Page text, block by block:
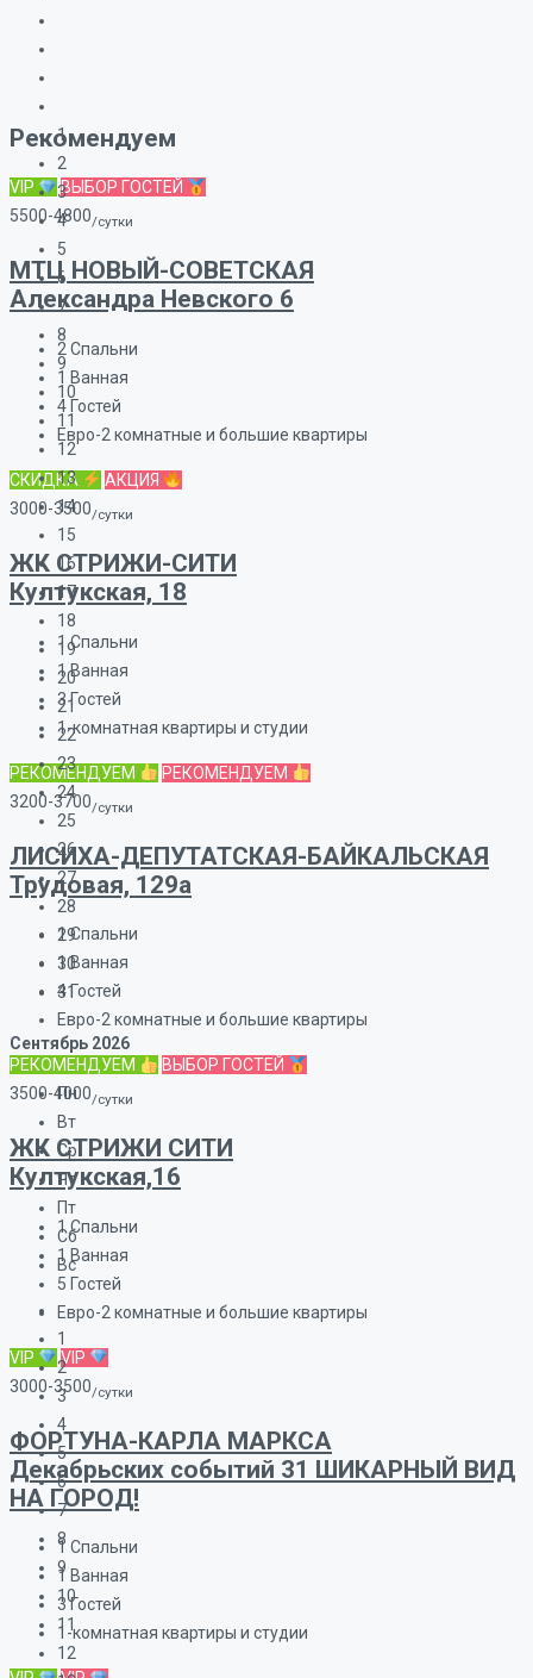
1
2
3
4
5
6
7
8
9
10
11
12
13
14
15
16
17
18
19
20
21
22
23
24
25
26
27
28
29
30
31
Сентябрь 2026
Пн
Вт
Ср
Чт
Пт
Сб
Вс
1
2
3
4
5
6
7
8
9
10
11
12
Рекомендуем
VIP
ВЫБОР ГОСТЕЙ
5500-4800/сутки
МТЦ НОВЫЙ-СОВЕТСКАЯ
Александра Невского 6
2 Спальни
1 Ванная
4 Гостей
Евро-2 комнатные и большие квартиры
СКИДКА
АКЦИЯ
3000-3500/сутки
ЖК СТРИЖИ-СИТИ
Култукская, 18
1 Спальни
1 Ванная
3 Гостей
1-комнатная квартиры и студии
РЕКОМЕНДУЕМ
РЕКОМЕНДУЕМ
3200-3700/сутки
ЛИСИХА-ДЕПУТАТСКАЯ-БАЙКАЛЬСКАЯ
Трудовая, 129а
1 Спальни
1 Ванная
4Гостей
Евро-2 комнатные и большие квартиры
РЕКОМЕНДУЕМ
ВЫБОР ГОСТЕЙ
3500-4000/сутки
ЖК СТРИЖИ СИТИ
Култукская,16
1Спальни
1 Ванная
5 Гостей
Евро-2 комнатные и большие квартиры
VIP
VIP
3000-3500/сутки
ФОРТУНА-КАРЛА МАРКСА
Декабрьских событий 31 ШИКАРНЫЙ ВИД
НА ГОРОД!
1 Спальни
1 Ванная
3 Гостей
1-комнатная квартиры и студии